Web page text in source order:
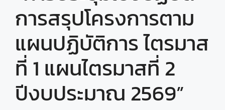
การสรุปโครงการตาม
แผนปฏิบัติการ ไตรมาส
ที่ 1 แผนไตรมาสที่ 2
ปีงบประมาณ 2569”